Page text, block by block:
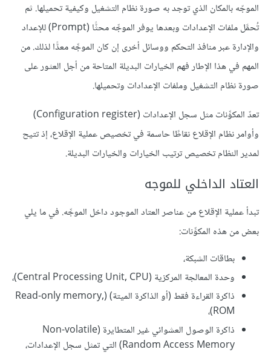
الموجّه بالمكان الذي توجد به صورة نظام التشغيل وكيفية تحميلها. ثم
تُحمَّل ملفات الإعدادات وبعدها يوفر الموجِّه محثًّا (Prompt) للإعداد
والإدارة عبر منافذ التحكم ووسائل أخرى إن كان الموجِّه معدًّا لذلك. من
المهم في هذا الإطار فهم الخيارات البديلة المتاحة من أجل العثور على
صورة نظام التشغيل وملفات الإعدادات وتحميلها.
تعدّ المكوِّنات مثل سجل الإعدادات (Configuration register)
وأوامر نظام الإقلاع نقاطًا حاسمة في تخصيص عملية الإقلاع، إذ تتيح
لمدير النظام تخصيص ترتيب الخيارات والخيارات البديلة.
العتاد الداخلي للموجه
تبدأ عملية الإقلاع من عناصر العتاد الموجود داخل الموجِّه. في ما يلي
بعض من هذه المكوِّنات:
بطاقات الشبكة،
وحدة المعالجة المركزية (Central Processing Unit, CPU)،
ذاكرة القراءة فقط (أو الذاكرة الميتة) (Read-only memory,
ROM)،
ذاكرة الوصول العشوائي غير المتطايرة (Non-volatile
Random Access Memory) التي تمثل سجل الإعدادات،